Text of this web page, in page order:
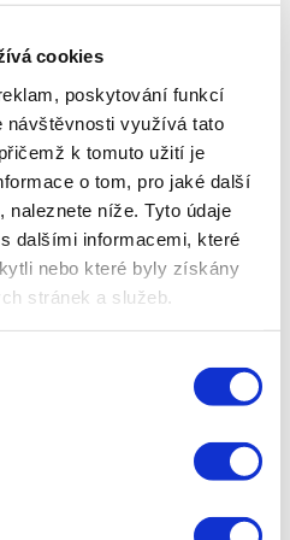
cookies
poskytování funkcí
návštěvnosti využívá tato
k tomuto užití je
o tom, pro jaké další
naleznete níže. Tyto údaje
dalšími informacemi, které
nebo které byly získány
stránek a služeb.
využít ve stories svých
krátké video, které velmi
se a nedodržování
s Acomware jako